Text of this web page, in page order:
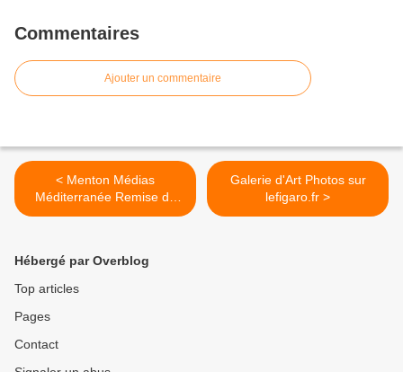
Commentaires
Ajouter un commentaire
< Menton Médias
Méditerranée Remise de
Prix
Galerie d'Art Photos sur
lefigaro.fr >
Hébergé par Overblog
Top articles
Pages
Contact